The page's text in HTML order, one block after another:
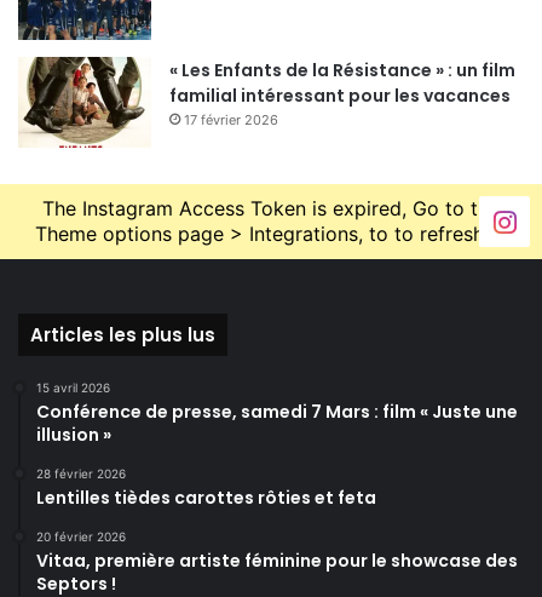
« Les Enfants de la Résistance » : un film
familial intéressant pour les vacances
17 février 2026
The Instagram Access Token is expired, Go to the
Theme options page > Integrations, to to refresh it.
Articles les plus lus
15 avril 2026
Conférence de presse, samedi 7 Mars : film « Juste une
illusion »
28 février 2026
Lentilles tièdes carottes rôties et feta
20 février 2026
Vitaa, première artiste féminine pour le showcase des
Septors !